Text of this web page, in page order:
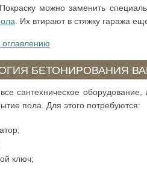
можно заменить
. Их втирают в стяжку гаража
оглавлению
БЕТОНИРОВАНИЯ
сантехническое оборудование,
пола. Для этого потребуются:
ключ;